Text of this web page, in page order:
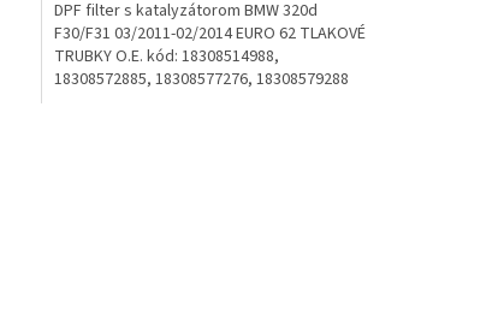
DPF filter s katalyzátorom BMW 320d
F30/F31 03/2011-02/2014 EURO 62 TLAKOVÉ
TRUBKY O.E. kód: 18308514988,
18308572885, 18308577276, 18308579288